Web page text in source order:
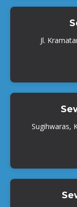
Jl.
Sugihwaras,